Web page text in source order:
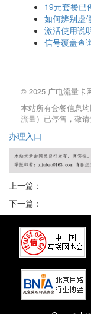
19元套餐已
如何辨别虚
激活使用说
信号覆盖查
© 2025 广电流量卡
本站所有套餐信息
流量）已停售，敬
办理入口
上一篇：
下一篇：